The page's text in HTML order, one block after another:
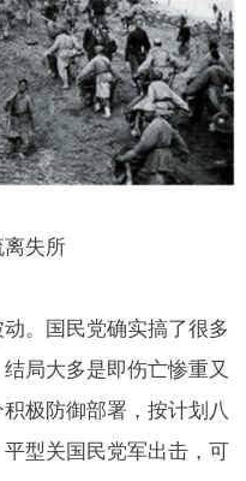
失所
。国民党确实搞了很多
局大多是即伤亡惨重又
极防御部署，按计划八
型关国民党军出击，可